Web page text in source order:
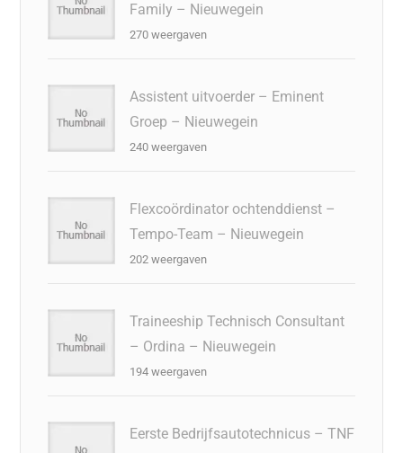
Family – Nieuwegein
270 weergaven
Assistent uitvoerder – Eminent
Groep – Nieuwegein
240 weergaven
Flexcoördinator ochtenddienst –
Tempo-Team – Nieuwegein
202 weergaven
Traineeship Technisch Consultant
– Ordina – Nieuwegein
194 weergaven
Eerste Bedrijfsautotechnicus – TNF